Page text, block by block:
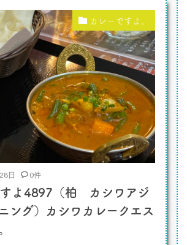
わゆる最近の言い方で言うとこ
華。そこからの刺客です。 […]
カレーですよ。
日 0件
すよ4897（柏 カシワアジ
ング）カシワカレークエス